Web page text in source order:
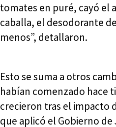
tomates en puré, cayó el
caballa, el desodorante
menos”, detallaron.
Esto se suma a otros
habían comenzado hace
crecieron tras el impacto
que aplicó el Gobierno de